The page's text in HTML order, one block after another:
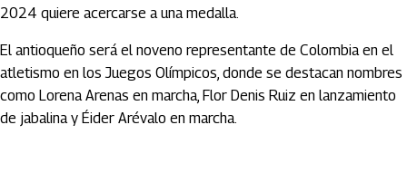
2024 quiere acercarse a una medalla.
El antioqueño será el noveno representante de Colombia en el
atletismo en los Juegos Olímpicos, donde se destacan nombres
como Lorena Arenas en marcha, Flor Denis Ruiz en lanzamiento
de jabalina y Éider Arévalo en marcha.